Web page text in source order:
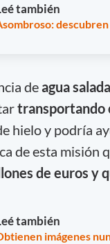
también
deagua salada
transportando
hielo y podría
de esta misión
de euros y
también
imágenes